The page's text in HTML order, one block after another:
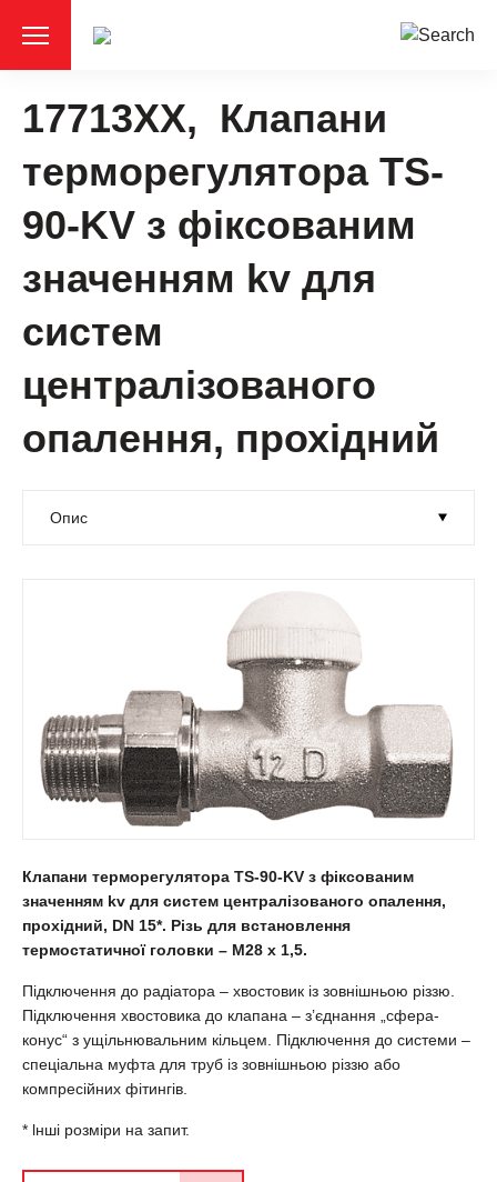
17713XX, Клапани
терморегулятора TS-
90-KV з фіксованим
значенням kv для
систем
централізованого
опалення, прохідний
Клапани терморегулятора TS-90-KV з фіксованим
значенням kv для систем централізованого опалення,
прохідний, DN 15*. Різь для встановлення
термостатичної головки – М28 х 1,5.
Підключення до радіатора – хвостовик із зовнішньою різзю.
Підключення хвостовика до клапана – з’єднання „сфера-
конус“ з ущільнювальним кільцем. Підключення до системи –
спеціальна муфта для труб із зовнішньою різзю або
компресійних фітингів.
* lншi розміри на запит.